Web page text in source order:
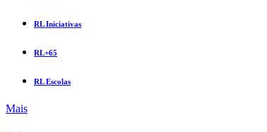
RL Iniciativas
RL+65
RL Escolas
Mais